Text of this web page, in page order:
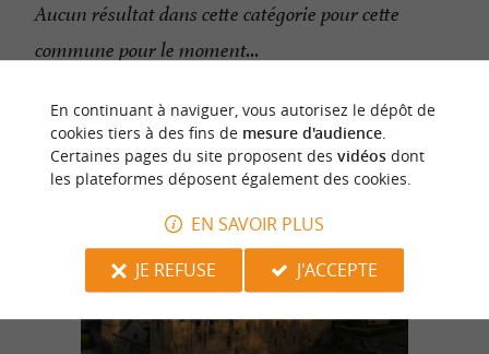
Aucun résultat dans cette catégorie pour cette
commune pour le moment...
n
o
t
r
e
c
o
u
p
d
e
c
o
e
u
r
En continuant à naviguer, vous autorisez le dépôt de
cookies tiers à des fins de mesure d'audience.
Certaines pages du site proposent des vidéosdont
les plateformes déposent également des cookies.
EN SAVOIR PLUS
JE REFUSE
J'ACCEPTE